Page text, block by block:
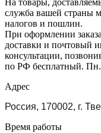
На товары,
служба вашей страны
налогов и пошлин.
При оформлении
доставки и почтовый
консультации,
по РФ бесплатный. Пн.
Адрес
Россия, 170002, г.
Время работы